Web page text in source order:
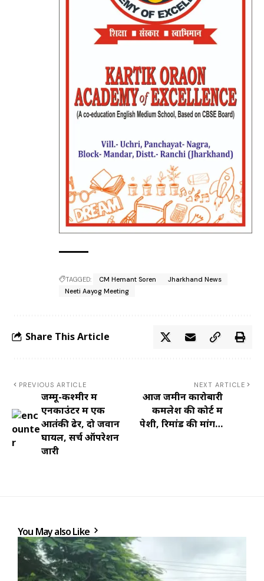
TAGGED: CM Hemant Soren
Jharkhand News
Neeti Aayog Meeting
Share This Article
PREVIOUS ARTICLE
जम्मू-कश्मीर में
एनकाउंटर में एक
आतंकी ढेर, दो जवान
घायल, सर्च ऑपरेशन
जारी
NEXT ARTICLE
आज जमीन कारोबारी
कमलेश की कोर्ट में
पेशी, रिमांड की मांग…
You May also Like